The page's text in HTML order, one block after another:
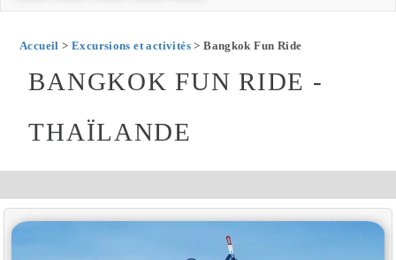
Accueil > Excursions et activités> Bangkok Fun Ride
BANGKOK FUN RIDE -
THAÏLANDE